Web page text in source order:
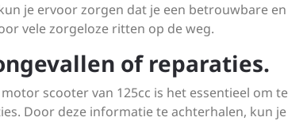
je ervoor zorgen dat je een betrouwbare en
vele zorgeloze ritten op de weg.
of reparaties.
scooter van 125cc is het essentieel om te
Door deze informatie te achterhalen, kun je